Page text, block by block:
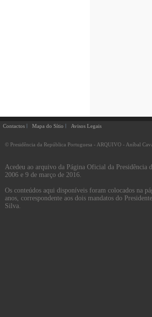
Contactos Mapa do Sítio Avisos Legais
© Presidência da República Portuguesa - ARQUIVO - Aníbal
Acedeu ao arquivo da Página Oficial da Presidência
2006 e 9 de março de 2016.
Os conteúdos aqui disponíveis foram colocados na
anos, correspondente aos dois mandatos do
Silva.